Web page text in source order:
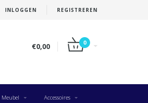
INLOGGEN REGISTREREN
€0,00 0
Meubel Accessoires